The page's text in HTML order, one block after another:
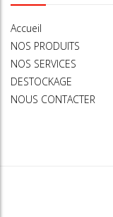
Accueil
NOS PRODUITS
NOS SERVICES
DESTOCKAGE
NOUS CONTACTER